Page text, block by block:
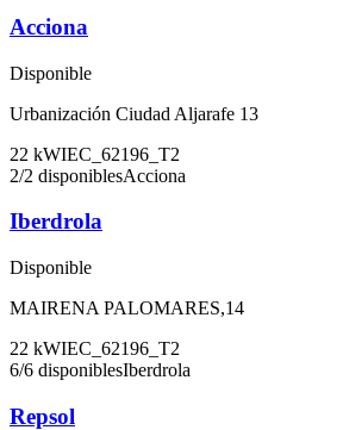
Acciona
Disponible
Urbanización Ciudad Aljarafe 13
22 kWIEC_62196_T2
2/2 disponiblesAcciona
Iberdrola
Disponible
MAIRENA PALOMARES,14
22 kWIEC_62196_T2
6/6 disponiblesIberdrola
Repsol